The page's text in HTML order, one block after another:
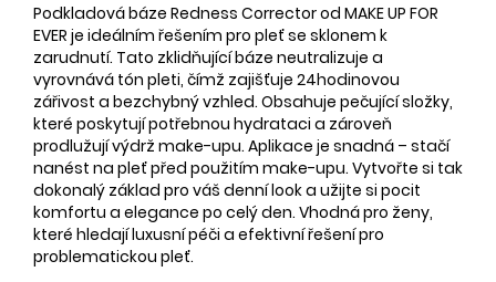
Podkladová báze Redness Corrector od MAKE UP FOR
EVER je ideálním řešením pro pleť se sklonem k
zarudnutí. Tato zklidňující báze neutralizuje a
vyrovnává tón pleti, čímž zajišťuje 24hodinovou
zářivost a bezchybný vzhled. Obsahuje pečující složky,
které poskytují potřebnou hydrataci a zároveň
prodlužují výdrž make-upu. Aplikace je snadná – stačí
nanést na pleť před použitím make-upu. Vytvořte si tak
dokonalý základ pro váš denní look a užijte si pocit
komfortu a elegance po celý den. Vhodná pro ženy,
které hledají luxusní péči a efektivní řešení pro
problematickou pleť.